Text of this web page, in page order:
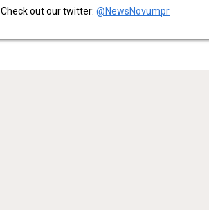
Check out our twitter: @NewsNovumpr